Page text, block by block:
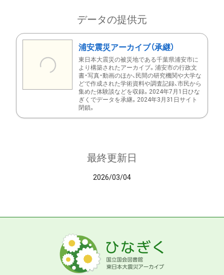
データの提供元
浦安震災アーカイブ（承継）
東日本大震災の被災地である千葉県浦安市に
より構築されたアーカイブ。浦安市の行政文
書・写真・動画のほか、民間の研究機関や大学な
どで作成された学術資料や調査記録、市民から
集めた体験談などを収録。2024年7月1日ひな
ぎくでデータを承継。2024年3月31日サイト
閉鎖。
最終更新日
2026/03/04